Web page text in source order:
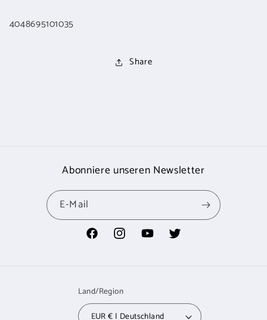
4048695101035
Share
Abonniere unseren Newsletter
E-Mail
FacebookInstagramYouTubeTwitter
Land/Region
EUR € | Deutschland